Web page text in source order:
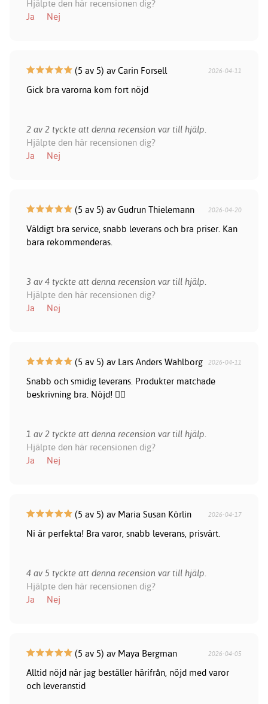
Hjälpte den här recensionen dig?
Ja
Nej
(5 av 5) av Carin Forsell 2026-04-11
Gick bra varorna kom fort nöjd
2 av 2 tyckte att denna recension var till hjälp.
Hjälpte den här recensionen dig?
Ja
Nej
(5 av 5) av Gudrun Thielemann 2026-04-20
Väldigt bra service, snabb leverans och bra priser. Kan
bara rekommenderas.
3 av 4 tyckte att denna recension var till hjälp.
Hjälpte den här recensionen dig?
Ja
Nej
(5 av 5) av Lars Anders Wahlborg 2026-04-11
Snabb och smidig leverans. Produkter matchade
beskrivning bra. Nöjd! 👍🏻
1 av 2 tyckte att denna recension var till hjälp.
Hjälpte den här recensionen dig?
Ja
Nej
(5 av 5) av Maria Susan Körlin 2026-04-17
Ni är perfekta! Bra varor, snabb leverans, prisvärt.
4 av 5 tyckte att denna recension var till hjälp.
Hjälpte den här recensionen dig?
Ja
Nej
(5 av 5) av Maya Bergman 2026-04-05
Alltid nöjd när jag beställer härifrån, nöjd med varor
och leveranstid